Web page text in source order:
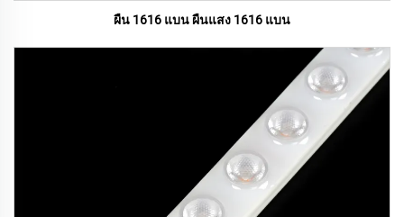
ผืน 1616 แบน ผืนแสง 1616 แบน